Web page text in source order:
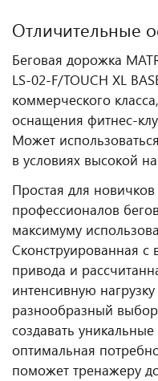
Отличительные
Беговая дорожка
LS-02-F/TOUCH XL
коммерческого
оснащения
Может
в условиях высокой
Простая для
профессионалов
максимуму
Сконструированная с
привода и
интенсивную
разнообразный
создавать
оптимальная
поможет тренажеру